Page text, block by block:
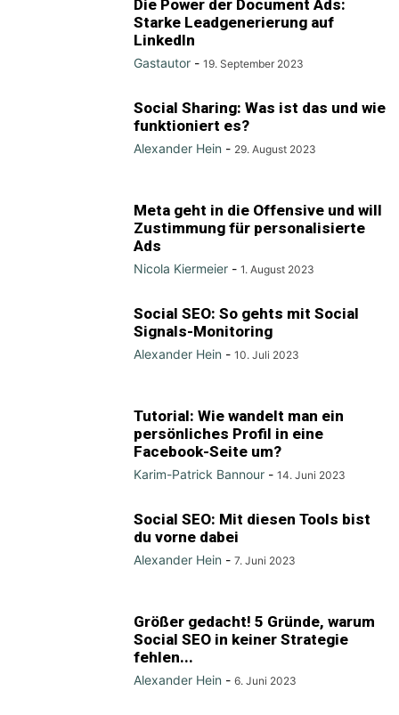
Die Power der Document Ads:
Starke Leadgenerierung auf
LinkedIn
Gastautor - 19. September 2023
Social Sharing: Was ist das und wie
funktioniert es?
Alexander Hein - 29. August 2023
Meta geht in die Offensive und will
Zustimmung für personalisierte
Ads
Nicola Kiermeier - 1. August 2023
Social SEO: So gehts mit Social
Signals-Monitoring
Alexander Hein - 10. Juli 2023
Tutorial: Wie wandelt man ein
persönliches Profil in eine
Facebook-Seite um?
Karim-Patrick Bannour - 14. Juni 2023
Social SEO: Mit diesen Tools bist
du vorne dabei
Alexander Hein - 7. Juni 2023
Größer gedacht! 5 Gründe, warum
Social SEO in keiner Strategie
fehlen...
Alexander Hein - 6. Juni 2023